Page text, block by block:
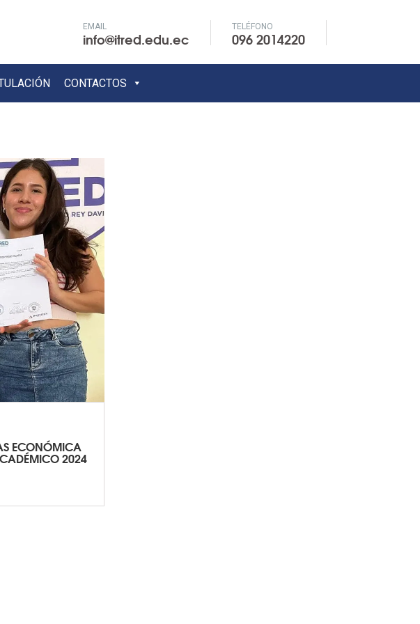
EMAIL
info@itred.edu.ec
TELÉFONO
096 2014220
CONTACTOS
ECONÓMICA
2024